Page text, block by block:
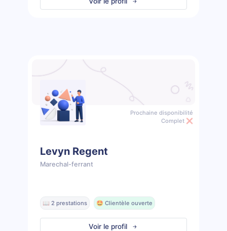
Prochaine disponibilité
Complet ❌
Levyn Regent
Marechal-ferrant
📖 2 prestations 🤩 Clientèle ouverte
Voir le profil